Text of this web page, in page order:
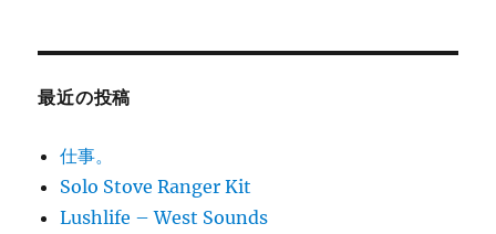
最近の投稿
仕事。
Solo Stove Ranger Kit
Lushlife – West Sounds